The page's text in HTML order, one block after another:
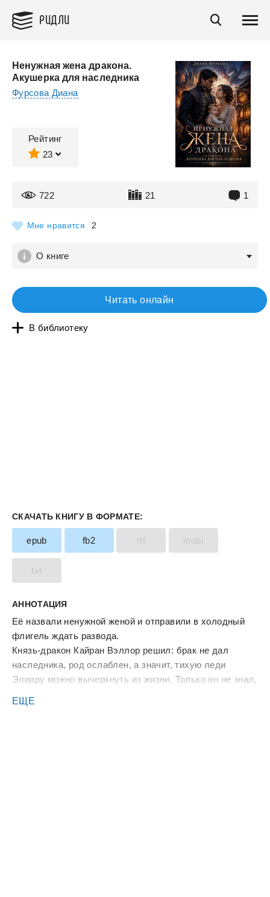
РИДЛИ
Ненужная жена дракона.
Акушерка для наследника
Фурсова Диана
Рейтинг
23
722 21 1
Мне нравится 2
О книге
Читать онлайн
В библиотеку
СКАЧАТЬ КНИГУ В ФОРМАТЕ:
epub fb2 rtf mobi
txt
АННОТАЦИЯ
Её назвали ненужной женой и отправили в холодный
флигель ждать развода.
Князь-дракон Кайран Вэллор решил: брак не дал
наследника, род ослаблен, а значит, тихую леди
Элиару можно вычеркнуть из жизни. Только он не знал,
женщина из другого мира, которая привыкла бороться
ЕЩЕ